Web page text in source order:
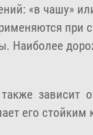
«в чашу»
при
Наиболее
зависит
его